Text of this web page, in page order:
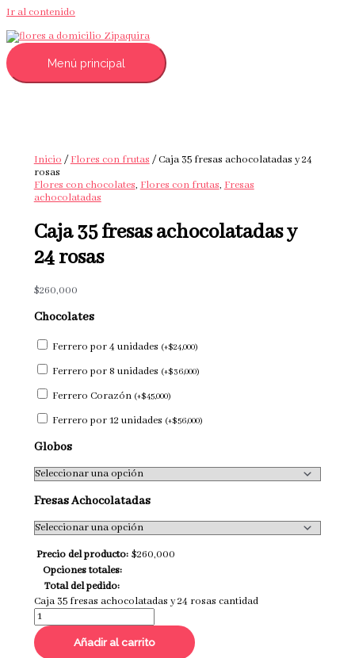
Ir al contenido
Menú principal
Inicio/Flores con frutas/ Caja 35 fresas achocolatadas y 24
rosas
Flores con chocolates,Flores con frutas,Fresas
achocolatadas
Caja 35 fresas achocolatadas y
24 rosas
$260,000
Chocolates
Ferrero por 4 unidades (+$24,000)
Ferrero por 8 unidades (+$36,000)
Ferrero Corazón (+$45,000)
Ferrero por 12 unidades (+$56,000)
Globos
Fresas Achocolatadas
Precio del producto: $260,000
Opciones totales:
Total del pedido:
Caja 35 fresas achocolatadas y 24 rosas cantidad
Añadir al carrito